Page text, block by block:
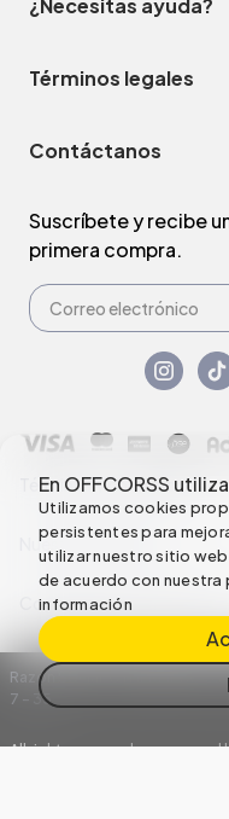
En OFFCORSS
Utilizamos cookies
persistentes para
utilizar nuestro sitio
de acuerdo con
información
¿Necesitas ayuda?
Términos legales
Contáctanos
Suscríbete y recibe
primera compra.
Términos y condiciones
Nuestras Políticas
Configuración de Cookies
Razón Social: C.I HERMECO
7 – 35
All rights reserved empowered